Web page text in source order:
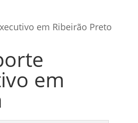
em